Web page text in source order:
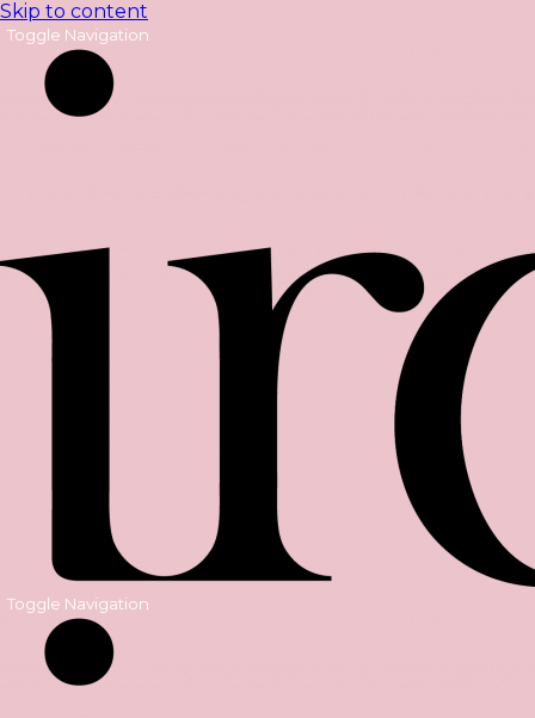
Skip to content
Toggle Navigation
Toggle Navigation